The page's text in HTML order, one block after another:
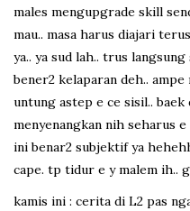
males mengupgrade skill
mau.. masa harus diajari
ya.. ya sud lah.. trus
bener2 kelaparan deh..
untung astep e ce sisil..
menyenangkan nih seharus
ini benar2 subjektif ya
cape. tp tidur e y malem ih..
kamis ini : cerita di L2 pas